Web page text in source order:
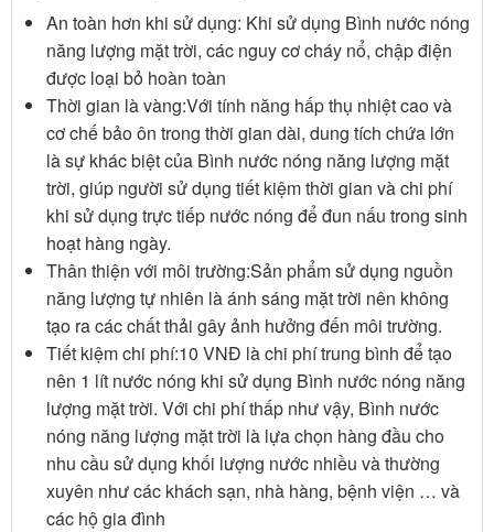
An toàn hơn khi sử dụng: Khi sử dụng Bình nước nóng
năng lượng mặt trời, các nguy cơ cháy nổ, chập điện
được loại bỏ hoàn toàn
Thời gian là vàng:Với tính năng hấp thụ nhiệt cao và
cơ chế bảo ôn trong thời gian dài, dung tích chứa lớn
là sự khác biệt của Bình nước nóng năng lượng mặt
trời, giúp người sử dụng tiết kiệm thời gian và chi phí
khi sử dụng trực tiếp nước nóng để đun nấu trong sinh
hoạt hàng ngày.
Thân thiện với môi trường:Sản phẩm sử dụng nguồn
năng lượng tự nhiên là ánh sáng mặt trời nên không
tạo ra các chất thải gây ảnh hưởng đến môi trường.
Tiết kiệm chi phí:10 VNĐ là chi phí trung bình để tạo
nên 1 lít nước nóng khi sử dụng Bình nước nóng năng
lượng mặt trời. Với chi phí thấp như vậy, Bình nước
nóng năng lượng mặt trời là lựa chọn hàng đầu cho
nhu cầu sử dụng khối lượng nước nhiều và thường
xuyên như các khách sạn, nhà hàng, bệnh viện … và
các hộ gia đình